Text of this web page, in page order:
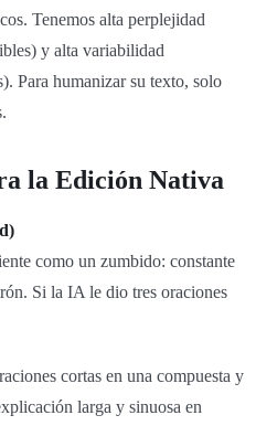
Tenemos alta perplejidad
y alta variabilidad
Para humanizar su texto, solo
la Edición Nativa
como un zumbido: constante
Si la IA le dio tres oraciones
cortas en una compuesta y
larga y sinuosa en